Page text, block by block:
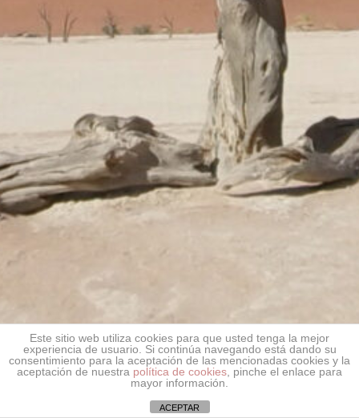
Este sitio web utiliza cookies para que usted tenga la mejor
experiencia de usuario. Si continúa navegando está dando su
consentimiento para la aceptación de las mencionadas cookies y la
aceptación de nuestra política de cookies , pinche el enlace para
mayor información.
ACEPTAR